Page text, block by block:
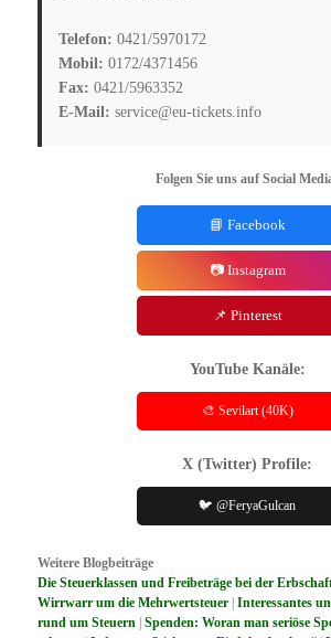
Telefon: 0421/5970172
Mobil: 0172/4371456
Fax: 0421/5963352
E-Mail: service@eu-tickets.info
Folgen Sie uns auf Social
📘 Facebook
📷 Instagram
📌 Pinterest
YouTube Kanäle:
🎨 Sevilart (40K)
X (Twitter) Profile:
🐦 @FeryaGulcan
Weitere Blogbeiträge
Die Steuerklassen und Freibeträge bei der
Wirrwarr um die Mehrwertsteuer |Interessantes
rund um Steuern |Spenden: Woran man seriöse